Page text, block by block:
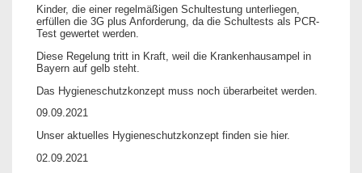
Kinder, die einer regelmäßigen Schultestung unterliegen,
erfüllen die 3G plus Anforderung, da die Schultests als PCR-
Test gewertet werden.
Diese Regelung tritt in Kraft, weil die Krankenhausampel in
Bayern auf gelb steht.
Das Hygieneschutzkonzept muss noch überarbeitet werden.
09.09.2021
Unser aktuelles Hygieneschutzkonzept finden sie hier.
02.09.2021